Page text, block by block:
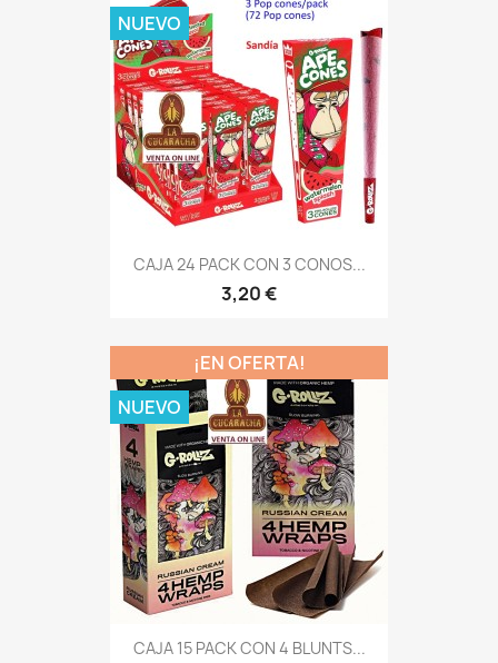
CAJA 24 PACK CON 3 CONOS...
3,20 €
NUEVO
CAJA 15 PACK CON 4 BLUNTS...
¡EN OFERTA!
NUEVO